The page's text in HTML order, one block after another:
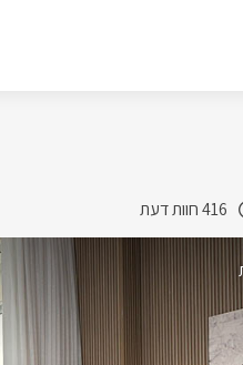
416 חוות דעת